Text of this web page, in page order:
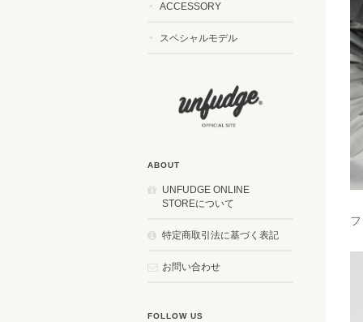
ACCESSORY
スペシャルモデル
ABOUT
UNFUDGE ONLINE
STOREについて
特定商取引法に基づく表記
お問い合わせ
FOLLOW US